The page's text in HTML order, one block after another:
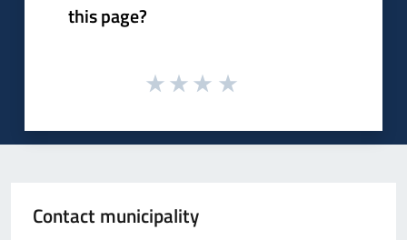
this page?
Contact municipality